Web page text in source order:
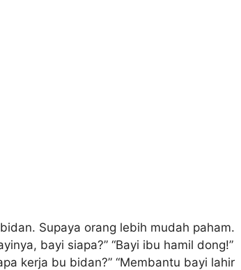
Supaya orang lebih mudah paham.
bayi siapa?” “Bayi ibu hamil dong!”
kerja bu bidan?” “Membantu bayi lahir